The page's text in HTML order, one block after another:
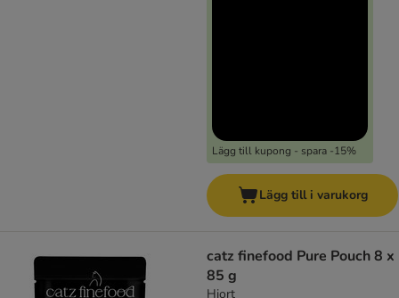
Lägg till kupong - spara -15%
Lägg till i varukorg
catz finefood Pure Pouch 8 x
85 g
Hjort